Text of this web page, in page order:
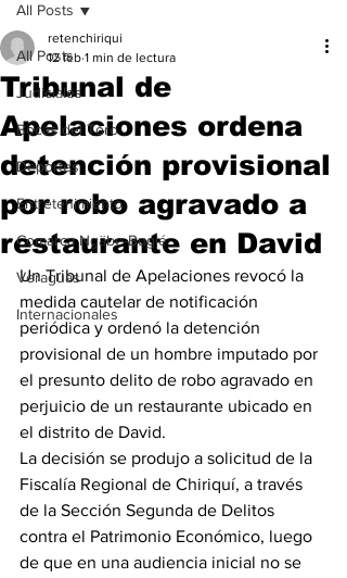
All Posts
Judiciales
Bocas del Toro
Deportes
Entretenimiento
Comarca Ngäbe-Buglé
Veraguas
Internacionales
All Posts
Tribunal de
Apelaciones ordena
detención provisional
por robo agravado a
restaurante en David
retenchiriqui
12 feb 1 min de lectura
Un Tribunal de Apelaciones revocó la
medida cautelar de notificación
periódica y ordenó la detención
provisional de un hombre imputado por
el presunto delito de robo agravado en
perjuicio de un restaurante ubicado en
el distrito de David.
La decisión se produjo a solicitud de la
Fiscalía Regional de Chiriquí, a través
de la Sección Segunda de Delitos
contra el Patrimonio Económico, luego
de que en una audiencia inicial no se